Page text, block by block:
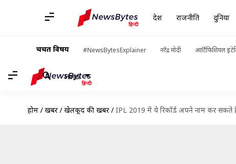
देश राजनीति दुनिया
चर्चित विषय #NewsBytesExplainer नरेंद्र मोदी आर्टिफिशियल
Hindi
होम / खबरें / खेलकूद की खबरें / IPL 2019 में ये रिकॉर्ड अपने नाम कर सकते